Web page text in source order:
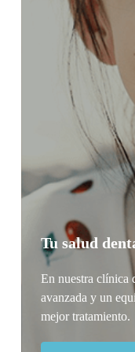
Tu salud
En nuestra clínica
avanzada y un
mejor tratamiento.